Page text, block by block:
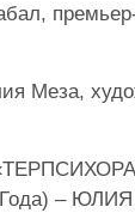
премьер-
Меза,
Года) –